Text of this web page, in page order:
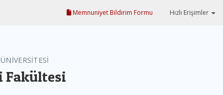
Memnuniyet Bildirim Formu Hızlı Erişimler
Fakültesi